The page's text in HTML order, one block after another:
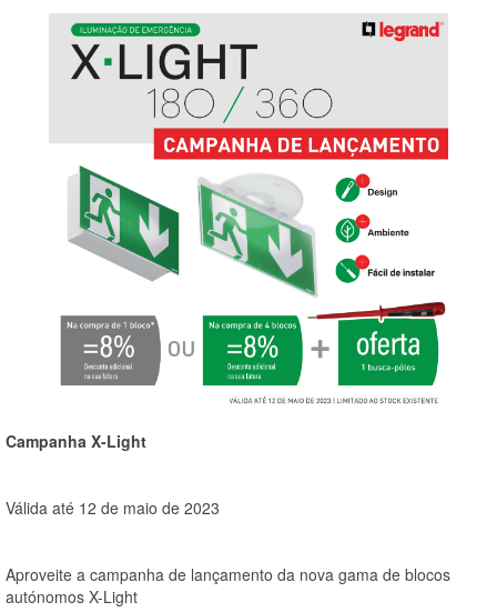
Campanha X-Light
Válida até 12 de maio de 2023
Aproveite a campanha de lançamento da nova gama de blocos
autónomos X-Light